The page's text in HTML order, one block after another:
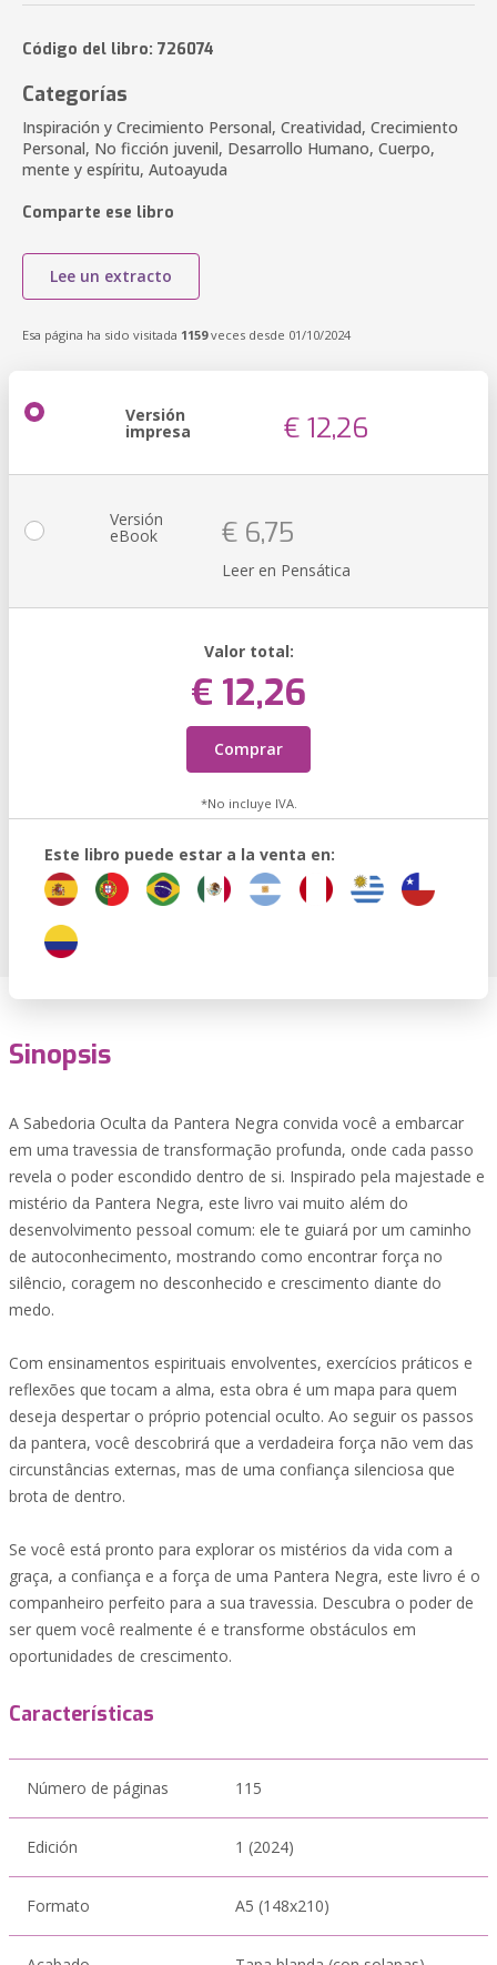
Código del libro: 726074
Categorías
Inspiración y Crecimiento Personal, Creatividad, Crecimiento
Personal, No ficción juvenil, Desarrollo Humano, Cuerpo,
mente y espíritu, Autoayuda
Comparte ese libro
Lee un extracto
Esa página ha sido visitada 1159veces desde 01/10/2024
Versión
impresa € 12,26
Versión
eBook € 6,75
Leer en Pensática
Valor total:
€ 12,26
Comprar
*No incluye IVA.
Este libro puede estar a la venta en:
Sinopsis
A Sabedoria Oculta da Pantera Negra convida você a embarcar
em uma travessia de transformação profunda, onde cada passo
revela o poder escondido dentro de si. Inspirado pela majestade e
mistério da Pantera Negra, este livro vai muito além do
desenvolvimento pessoal comum: ele te guiará por um caminho
de autoconhecimento, mostrando como encontrar força no
silêncio, coragem no desconhecido e crescimento diante do
medo.
Com ensinamentos espirituais envolventes, exercícios práticos e
reflexões que tocam a alma, esta obra é um mapa para quem
deseja despertar o próprio potencial oculto. Ao seguir os passos
da pantera, você descobrirá que a verdadeira força não vem das
circunstâncias externas, mas de uma confiança silenciosa que
brota de dentro.
Se você está pronto para explorar os mistérios da vida com a
graça, a confiança e a força de uma Pantera Negra, este livro é o
companheiro perfeito para a sua travessia. Descubra o poder de
ser quem você realmente é e transforme obstáculos em
oportunidades de crescimento.
Características
Número de páginas 115
Edición 1 (2024)
Formato A5 (148x210)